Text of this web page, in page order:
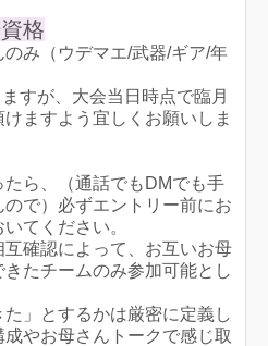
格
み（ウデマエ/武器/ギア/年
すが、大会当日時点で臨月
ますよう宜しくお願いしま
ら、（通話でもDMでも手
で）必ずエントリー前にお
てください。
確認によって、お互いお母
たチームのみ参加可能とし
た」とするかは厳密に定義し
やお母さんトークで感じ取